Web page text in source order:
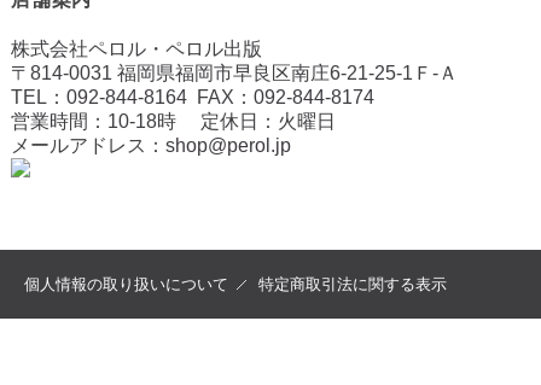
株式会社ペロル・ペロル出版
〒814-0031 福岡県福岡市早良区南庄6-21-25-1Ｆ-Ａ
TEL： 092-844-8164FAX： 092-844-8174
営業時間：10-18時 定休日：火曜日
メールアドレス： shop@perol.jp
個人情報の取り扱いについて 特定商取引法に関する表示